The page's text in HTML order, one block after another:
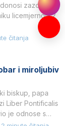
zazor i
licemjernom.2
čitanja
i miroljubiv
biskup, papa
Liber Pontificalis
je odnose s